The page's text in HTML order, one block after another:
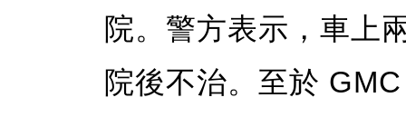
院。警方表示，車上
院後不治。至於